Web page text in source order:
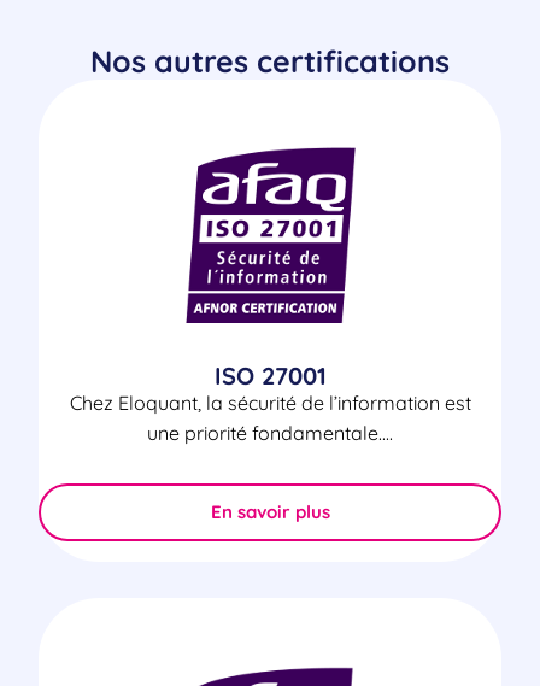
Nos autres certifications
ISO 27001
Chez Eloquant, la sécurité de l’information est
une priorité fondamentale....
En savoir plus